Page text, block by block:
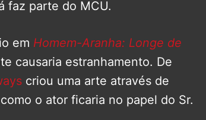
faz parte do MCU.
em Homem-Aranha: Longe de
causaria estranhamento. De
criou uma arte através de
o ator ficaria no papel do Sr.